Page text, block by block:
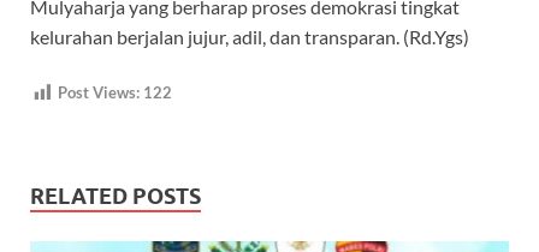
Mulyaharja yang berharap proses demokrasi tingkat
kelurahan berjalan jujur, adil, dan transparan. (Rd.Ygs)
Post Views: 122
RELATED POSTS